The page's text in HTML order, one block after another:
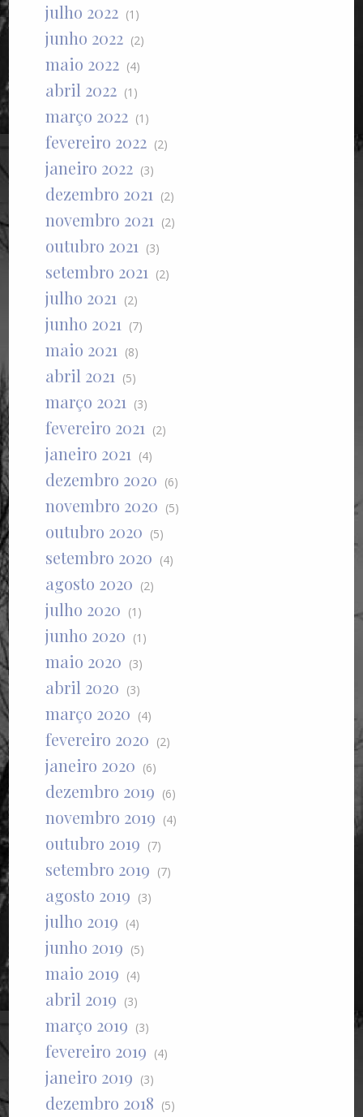
julho 2022 (1)
junho 2022 (2)
maio 2022 (4)
abril 2022 (1)
março 2022 (1)
fevereiro 2022 (2)
janeiro 2022 (3)
dezembro 2021 (2)
novembro 2021 (2)
outubro 2021 (3)
setembro 2021 (2)
julho 2021 (2)
junho 2021 (7)
maio 2021 (8)
abril 2021 (5)
março 2021 (3)
fevereiro 2021 (2)
janeiro 2021 (4)
dezembro 2020 (6)
novembro 2020 (5)
outubro 2020 (5)
setembro 2020 (4)
agosto 2020 (2)
julho 2020 (1)
junho 2020 (1)
maio 2020 (3)
abril 2020 (3)
março 2020 (4)
fevereiro 2020 (2)
janeiro 2020 (6)
dezembro 2019 (6)
novembro 2019 (4)
outubro 2019 (7)
setembro 2019 (7)
agosto 2019 (3)
julho 2019 (4)
junho 2019 (5)
maio 2019 (4)
abril 2019 (3)
março 2019 (3)
fevereiro 2019 (4)
janeiro 2019 (3)
dezembro 2018 (5)